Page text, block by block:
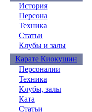
История
Персона
Техника
Статьи
Клубы и залы
Карате Киокушин
Персоналии
Техника
Клубы, залы
Ката
Статьи